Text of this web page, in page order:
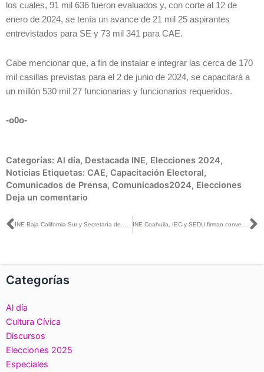
los cuales, 91 mil 636 fueron evaluados y, con corte al 12 de
enero de 2024, se tenía un avance de 21 mil 25 aspirantes
entrevistados para SE y 73 mil 341 para CAE.
Cabe mencionar que, a fin de instalar e integrar las cerca de 170
mil casillas previstas para el 2 de junio de 2024, se capacitará a
un millón 530 mil 27 funcionarias y funcionarios requeridos.
-o0o-
Categorías: Al día, Destacada INE, Elecciones 2024,
Noticias Etiquetas: CAE, Capacitación Electoral,
Comunicados de Prensa, Comunicados2024, Elecciones
Deja un comentario
Ant
Categorías
Al día
Cultura Cívica
Discursos
Elecciones 2025
Especiales